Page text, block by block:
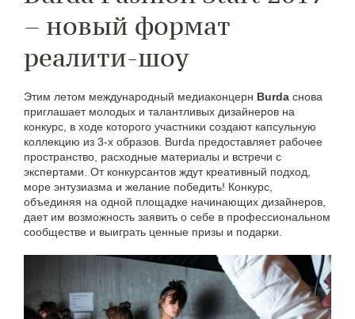
– новый формат
реалити-шоу
Этим летом международный медиаконцерн Burda снова
приглашает молодых и талантливых дизайнеров на
конкурс, в ходе которого участники создают капсульную
коллекцию из 3-х образов. Burda предоставляет рабочее
пространство, расходные материалы и встречи с
экспертами. От конкурсантов ждут креативный подход,
море энтузиазма и желание победить! Конкурс,
объединяя на одной площадке начинающих дизайнеров,
дает им возможность заявить о себе в профессиональном
сообществе и выиграть ценные призы и подарки.